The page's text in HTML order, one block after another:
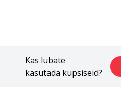
Kas lubate
kasutada küpsiseid?